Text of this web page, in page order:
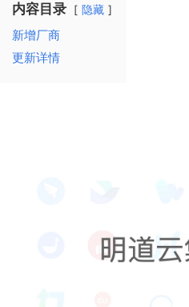
内容目录 隐藏
新增厂商
更新详情